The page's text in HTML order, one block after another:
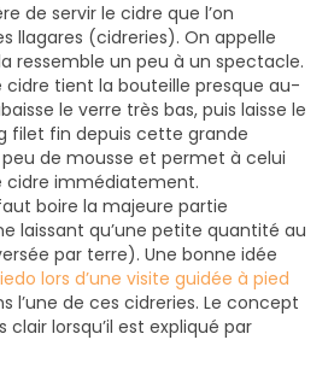
de servir le cidre que l’on
llagares (cidreries). On appelle
ressemble un peu à un spectacle.
cidre tient la bouteille presque au-
le verre très bas, puis laisse le
filet fin depuis cette grande
de mousse et permet à celui
cidre immédiatement.
boire la majeure partie
laissant qu’une petite quantité au
par terre). Une bonne idée
lors d’une visite guidée à pied
l’une de ces cidreries. Le concept
lorsqu’il est expliqué par